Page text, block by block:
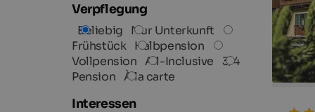
Verpflegung
Beliebig
Nur Unterkunft
Frühstück Halbpension
Vollpension All-Inclusive
3/4
Pension À la carte
Interessen